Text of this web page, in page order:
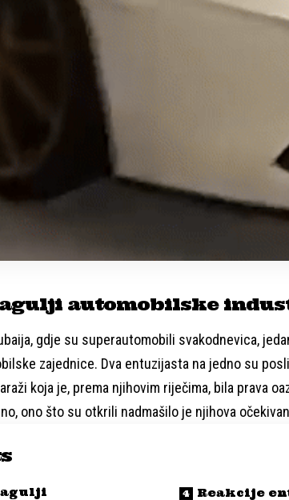
automobilske
gdje su superautomobili svakodnevica,
zajednice. Dva entuzijasta na jedno su
koja je, prema njihovim riječima, bila prava
ono što su otkrili nadmašilo je njihova
Reakcije